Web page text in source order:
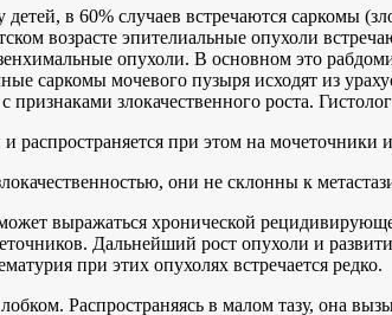
в 60% случаев встречаются саркомы
возрасте эпителиальные опухоли
опухоли. В основном это
саркомы мочевого пузыря исходят из
злокачественного роста.
при этом на мочеточники и
они не склонны к
выражаться хронической
Дальнейший рост опухоли и
при этих опухолях встречается редко.
Распространяясь в малом тазу, она